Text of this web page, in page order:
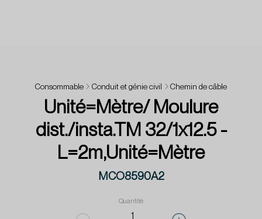
Consommable Conduit et génie civil Chemin de câble
Unité=Mètre/ Moulure
dist./insta.TM 32/1x12.5 -
L=2m,Unité=Mètre
MCO8590A2
Quantité